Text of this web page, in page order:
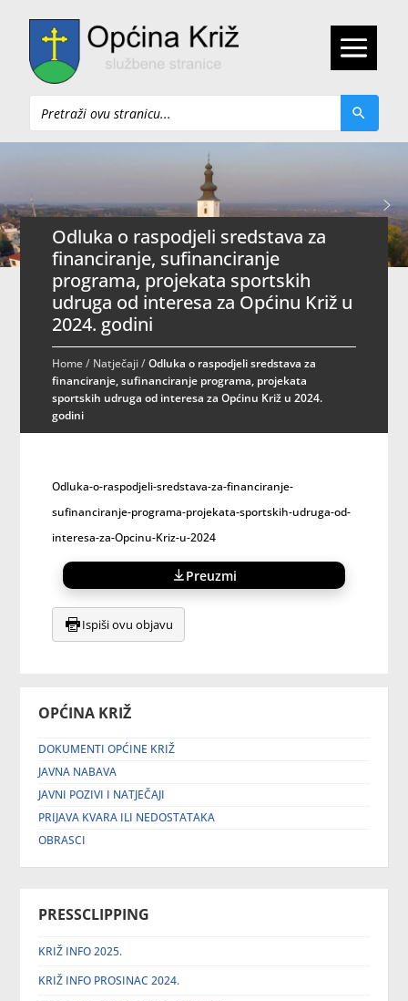
Pretraži
OPĆINA KRIŽ
DOKUMENTI OPĆINE KRIŽ
JAVNA NABAVA
JAVNI POZIVI I NATJEČAJI
PRIJAVA KVARA ILI NEDOSTATAKA
OBRASCI
PRESSCLIPPING
KRIŽ INFO 2025.
KRIŽ INFO PROSINAC 2024.
Odluka o raspodjeli sredstava za
financiranje, sufinanciranje
programa, projekata sportskih
udruga od interesa za Općinu Križ u
2024. godini
Home/ Natječaji/Odluka o raspodjeli sredstava za
financiranje, sufinanciranje programa, projekata
sportskih udruga od interesa za Općinu Križ u 2024.
godini
Odluka-o-raspodjeli-sredstava-za-financiranje-
sufinanciranje-programa-projekata-sportskih-udruga-od-
interesa-za-Opcinu-Kriz-u-2024
Preuzmi
Ispiši ovu objavu